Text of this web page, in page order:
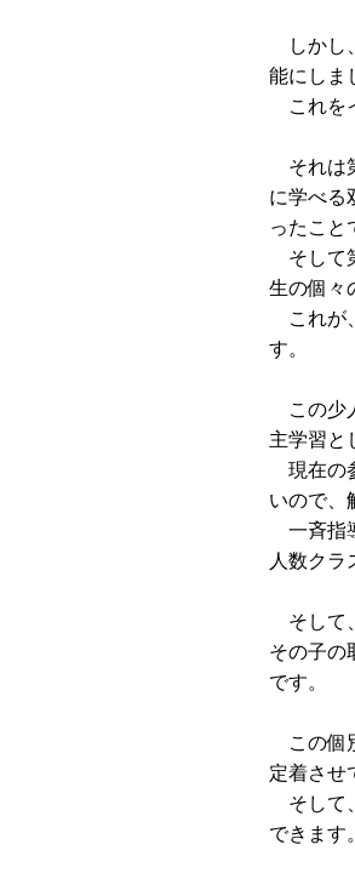
しかし
能にしま
これを
それは
に学べる
ったこと
そして
生の個々
これが
す。
この少
主学習と
現在の
いので、
一斉指
人数クラ
そして
その子の
です。
この個
定着させ
そして
できます。